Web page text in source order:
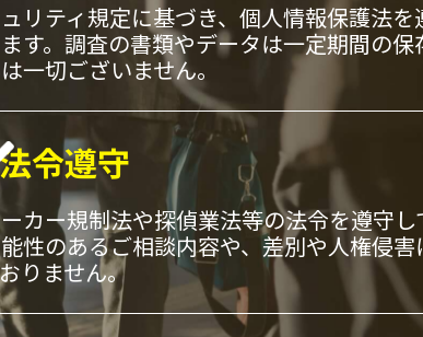
リティ規定に基づき、個人情報保護法
す。調査の書類やデータは一定期間の
一切ございません。
法令遵守
カー規制法や探偵業法等の法令を遵守
性のあるご相談内容や、差別や人権侵
りません。